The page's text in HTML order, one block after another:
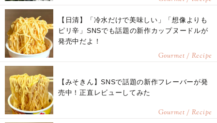
【日清】「冷水だけで美味しい」「想像よりも
ピリ辛」SNSでも話題の新作カップヌードルが
発売中だよ！
Gourmet / Recipe
【みそきん】SNSで話題の新作フレーバーが発
売中！正直レビューしてみた
Gourmet / Recipe